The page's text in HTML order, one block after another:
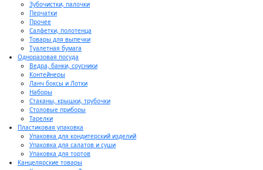
Зубочистки, палочки
Перчатки
Прочее
Салфетки, полотенца
Товары для выпечки
Туалетная бумага
Одноразовая посуда
Ведра, банки, соусники
Контейнеры
Ланч боксы и Лотки
Наборы
Стаканы, крышки, трубочки
Столовые приборы
Тарелки
Пластиковая упаковка
Упаковка для кондитерский изделий
Упаковка для салатов и суши
Упаковка для тортов
Канцелярские товары